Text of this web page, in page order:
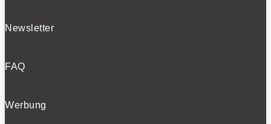
Newsletter
FAQ
Werbung